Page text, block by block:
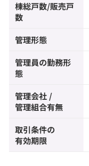
棟総戸数/販売戸
数
管理形態
管理員の勤務形
態
管理会社 /
管理組合有無
取引条件の
有効期限